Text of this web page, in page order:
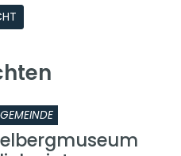
GEMEINDE